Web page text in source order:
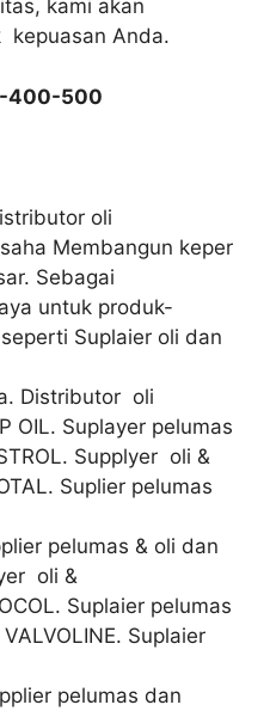
kami akan
Anda.
400-500
oli
Membangun keper
Sebagai
untuk produk-
Suplaier oli dan
Distributor oli
OIL. Suplayer pelumas
Supplyer oli &
Suplier pelumas
pelumas & oli dan
oli &
Suplaier pelumas
Suplaier
pelumas dan